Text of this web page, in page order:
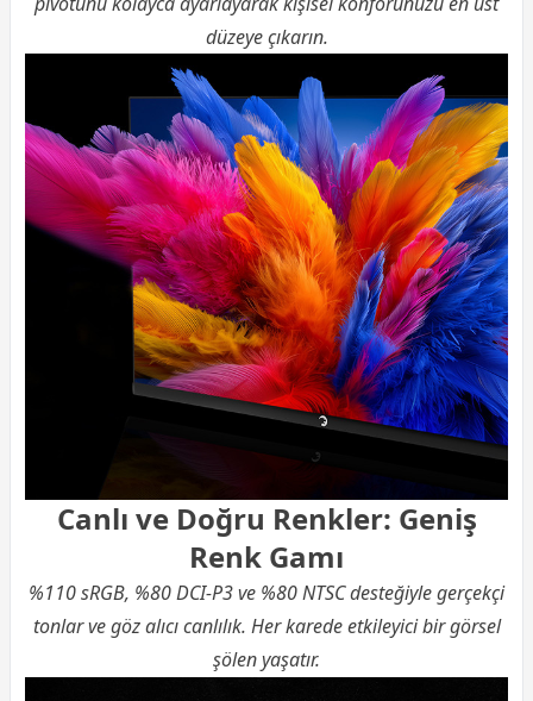
düzeye çıkarın.
Canlı ve Doğru Renkler: Geniş
Renk Gamı
%110 sRGB, %80 DCI-P3 ve %80 NTSC desteğiyle gerçekçi
tonlar ve göz alıcı canlılık. Her karede etkileyici bir görsel
şölen yaşatır.